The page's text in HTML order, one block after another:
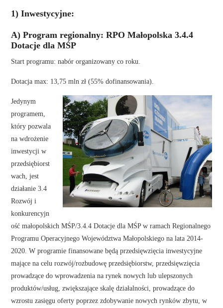
1) Inwestycyjne:
A) Program regionalny: RPO Małopolska 3.4.4
Dotacje dla MŚP
Start programu: nabór organizowany co roku.
Dotacja max: 13,75 mln zł (55% dofinansowania).
Jedynym
programem,
który pozwala
na wdrożenie
inwestycji w
przedsiębiorst
wach, jest
działanie 3.4
Rozwój i
konkurencyjn
ość małopolskich MŚP/3.4.4 Dotacje dla MŚP w ramach Regionalnego
Programu Operacyjnego Województwa Małopolskiego na lata 2014-
2020. W programie finansowane będą przedsięwzięcia inwestycyjne
mające na celu rozwój/rozbudowę przedsiębiorstw, przedsięwzięcia
prowadzące do wprowadzenia na rynek nowych lub ulepszonych
produktów/usług, zwiększające skalę działalności, prowadzące do
wzrostu zasięgu oferty poprzez zdobywanie nowych rynków zbytu, w